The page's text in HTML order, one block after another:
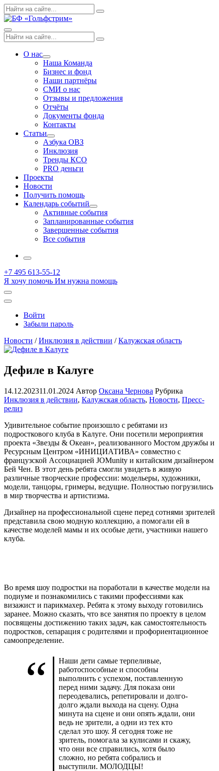
Skip
to
Поиск
по:
Search
Menu
Поиск
по:
Search
О нас
Expand
dropdown
Наша Команда
Бизнес и фонд
Наши партнёры
СМИ о нас
Отзывы и предложения
Отчёты
Документы фонда
Контакты
Статьи
Expand
dropdown
Азбука ОВЗ
Инклюзия
Тренды КСО
PRO деньги
Проекты
Новости
Получить помощь
Календарь событий
Expand
dropdown
Активные события
Запланированные события
Завершенные события
Все события
More
+7 495 613-55-12
Я хочу помочь Им нужна помощь
Открыть
поиск
Профиль
Войти
Забыли пароль
Новости /Инклюзия в действии /Калужская область
Дефиле в Калуге
14.12.202311.01.2024 Автор Оксана Чернова Рубрика
Инклюзия в действии, Калужская область, Новости, Пресс-
релиз
Удивительное событие произошло с ребятами из
подросткового клуба в Калуге. Они посетили мероприятия
проекта «Звезды & Океан», реализованного Мостом дружбы и
Ресурсным Центром «ИНИЦИАТИВА» совместно с
французской Ассоциацией JOMunity и китайским дизайнером
Бей Чен. В этот день ребята смогли увидеть в живую
различные творческие профессии: модельеры, художники,
модели, танцоры, гримеры, ведущие. Полностью погрузились
в мир творчества и артистизма.
Дизайнер на профессиональной сцене перед сотнями зрителей
представила свою модную коллекцию, а помогали ей в
качестве моделей мамы и их особые дети, участники нашего
клуба.
Во время шоу подростки на поработали в качестве модели на
подиуме и познакомились с такими профессиями как
визажист и парикмахер. Ребята к этому выходу готовились
заранее. Можно сказать, что все занятия по проекту в целом
посвящены достижению таких задач, как самостоятельность
подростков, сепарация с родителями и профориентационное
самоопределение.
Наши дети самые терпеливые,
работоспособные и способны
выполнить с успехом, поставленную
перед ними задачу. Для показа они
переодевались, репетировали и долго-
долго ждали выхода на сцену. Одна
минута на сцене и они опять ждали, они
ведь не зрители, а одни из тех кто
сделал это шоу. Я сегодня тоже не
зритель, помогала за кулисами и скажу,
что они все справились, хотя было
сложно, но ребята собрались и
выступили. МОЛОДЦЫ!